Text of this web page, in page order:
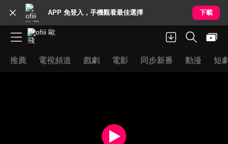
APP 免登入，手機觀看最佳選擇 下載
推薦 電視頻道 戲劇 電影 同步新番 動漫 短